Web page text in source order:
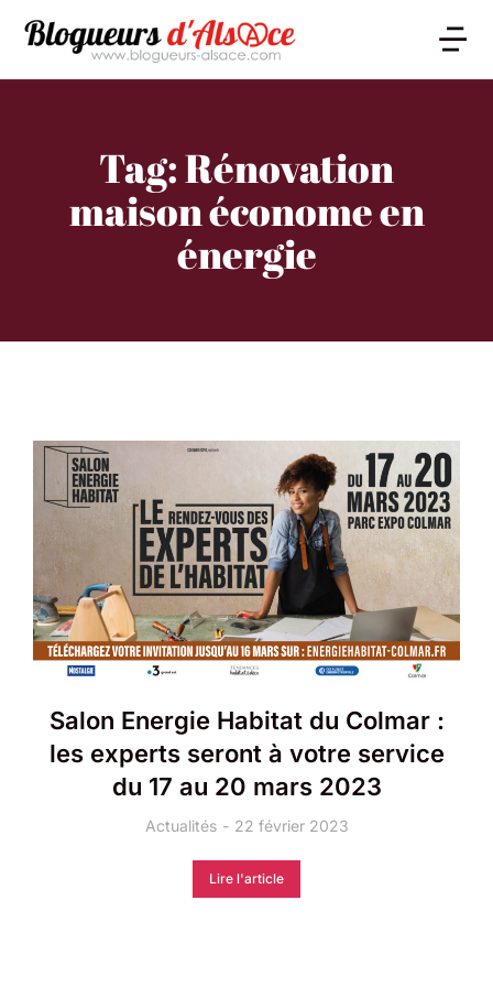
Tag: Rénovation
maison économe en
énergie
Salon Energie Habitat du Colmar :
les experts seront à votre service
du 17 au 20 mars 2023
Actualités 22 février 2023
Lire l'article